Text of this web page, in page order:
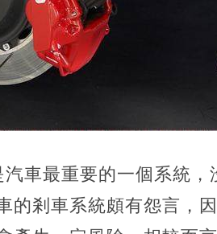
車最重要的一個系統
的剎車系統頗有怨言，